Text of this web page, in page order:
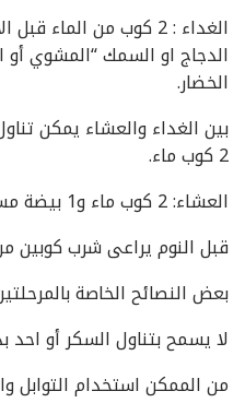
الدجاج او السمك “المشوي
الخضار.
بين الغداء والعشاء يمكن
2 كوب ماء.
العشاء: 2 كوب ماء و1 بيضة مسلوقة أو مقلية بدون دهون.
قبل النوم يراعى شرب كوبين
بعض النصائح الخاصة
لا يسمح بتناول السكر أو احد
من الممكن استخدام التوابل